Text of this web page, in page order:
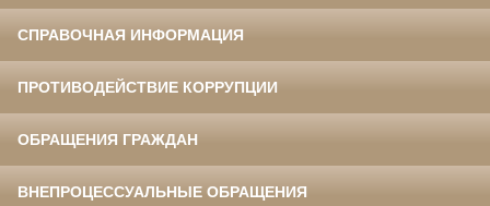
СПРАВОЧНАЯ ИНФОРМАЦИЯ
ПРОТИВОДЕЙСТВИЕ КОРРУПЦИИ
ОБРАЩЕНИЯ ГРАЖДАН
ВНЕПРОЦЕССУАЛЬНЫЕ ОБРАЩЕНИЯ